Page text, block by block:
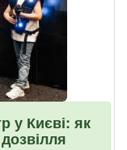
у Києві: як